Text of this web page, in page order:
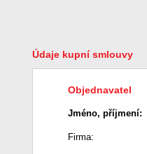
Údaje kupní smlouvy
Objednavatel
Jméno, příjmení:
Firma: